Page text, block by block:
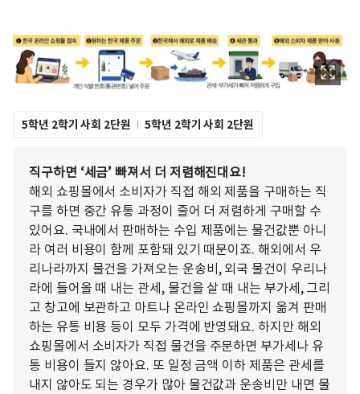
5학년 2학기 사회 2단원 5학년 2학기 사회 2단원
직구하면 ‘세금’ 빠져서 더 저렴해진대요!
해외 쇼핑몰에서 소비자가 직접 해외 제품을 구매하는 직
구를 하면 중간 유통 과정이 줄어 더 저렴하게 구매할 수
있어요. 국내에서 판매하는 수입 제품에는 물건값뿐 아니
라 여러 비용이 함께 포함돼 있기 때문이죠. 해외에서 우
리나라까지 물건을 가져오는 운송비, 외국 물건이 우리나
라에 들어올 때 내는 관세, 물건을 살 때 내는 부가세, 그리
고 창고에 보관하고 마트나 온라인 쇼핑몰까지 옮겨 판매
하는 유통 비용 등이 모두 가격에 반영돼요. 하지만 해외
쇼핑몰에서 소비자가 직접 물건을 주문하면 부가세나 유
통 비용이 들지 않아요. 또 일정 금액 이하 제품은 관세를
내지 않아도 되는 경우가 많아 물건값과 운송비만 내면 물